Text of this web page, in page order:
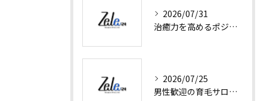
2026/07/31
治癒力を高めるポジティブ思考と日常で実践できる方法を徹底解説
2026/07/25
男性歓迎の育毛サロンで抜け毛対策と髪ボリューム回復